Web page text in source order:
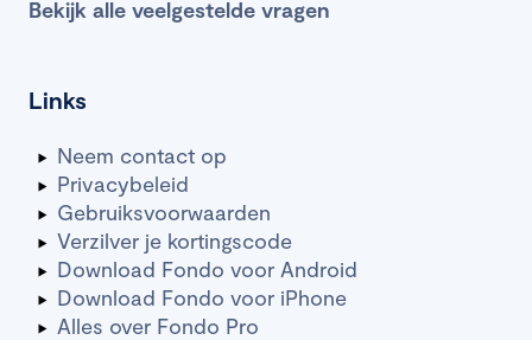
Links
Neem contact op
Privacybeleid
Gebruiksvoorwaarden
Verzilver je kortingscode
Download Fondo voor Android
Download Fondo voor iPhone
Alles over Fondo Pro
Bekijk alle veelgestelde vragen